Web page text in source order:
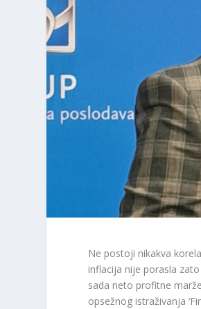
Ne postoji nikakva
inflacija nije porasla
sada neto profitne
opsežnog istraživanja